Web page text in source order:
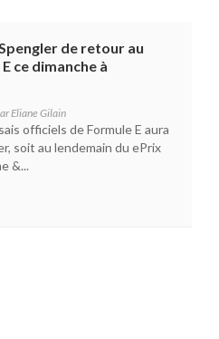
de retour au
ce dimanche à
Eliane Gilain
officiels de Formule E aura
soit au lendemain du ePrix
&...